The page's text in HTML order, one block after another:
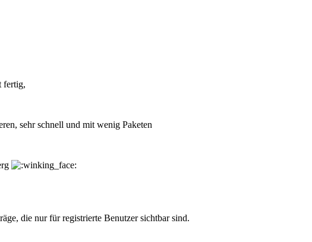
fertig,
sehr schnell und mit wenig Paketen
die nur für registrierte Benutzer sichtbar sind.